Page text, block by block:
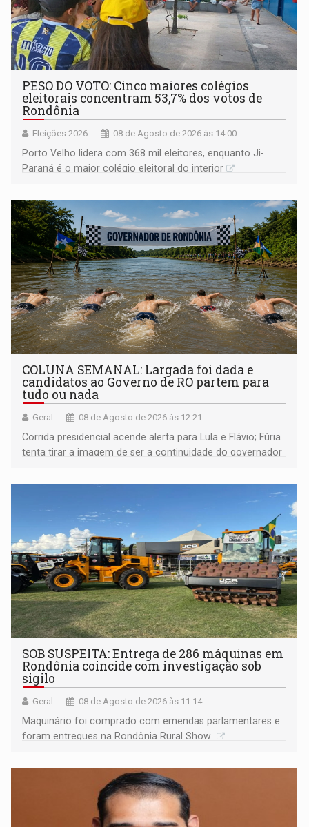
PESO DO VOTO: Cinco maiores colégios
eleitorais concentram 53,7% dos votos de
Rondônia
Eleições 2026 08 de Agosto de 2026 às 14:00
Porto Velho lidera com 368 mil eleitores, enquanto Ji-
Paraná é o maior colégio eleitoral do interior
COLUNA SEMANAL: Largada foi dada e
candidatos ao Governo de RO partem para
tudo ou nada
Geral 08 de Agosto de 2026 às 12:21
Corrida presidencial acende alerta para Lula e Flávio; Fúria
tenta tirar a imagem de ser a continuidade do governador
não ter entrado no modo eleição; ABAV faz evento em
SOB SUSPEITA: Entrega de 286 máquinas em
Rondônia coincide com investigação sob
sigilo
Geral 08 de Agosto de 2026 às 11:14
Maquinário foi comprado com emendas parlamentares e
foram entregues na Rondônia Rural Show